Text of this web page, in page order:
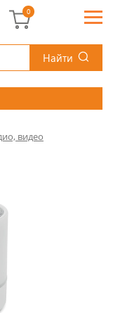
Найти
0
видео